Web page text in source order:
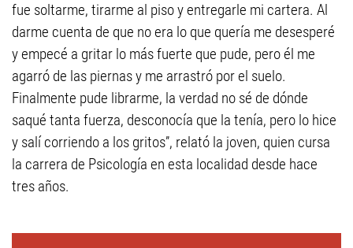
fue soltarme, tirarme al piso y entregarle mi cartera. Al
darme cuenta de que no era lo que quería me desesperé
y empecé a gritar lo más fuerte que pude, pero él me
agarró de las piernas y me arrastró por el suelo.
Finalmente pude librarme, la verdad no sé de dónde
saqué tanta fuerza, desconocía que la tenía, pero lo hice
y salí corriendo a los gritos”, relató la joven, quien cursa
la carrera de Psicología en esta localidad desde hace
tres años.